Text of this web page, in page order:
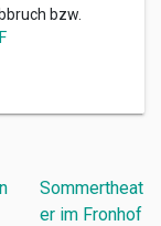
bzw.
Sommertheat
er im Fronhof